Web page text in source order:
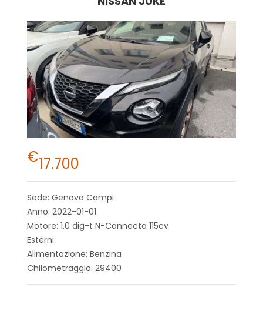
€17.700
Sede: Genova Campi
Anno: 2022-01-01
Motore: 1.0 dig-t N-Connecta 115cv
Esterni:
Alimentazione: Benzina
Chilometraggio: 29400